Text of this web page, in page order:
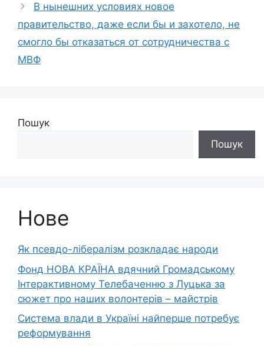
В нынешних условиях новое
правительство, даже если бы и захотело, не
смогло бы отказаться от сотрудничества с
МВФ
Пошук
Пошук
Нове
Як псевдо-лібералізм розкладає народи
Фонд НОВА КРАЇНА вдячний Громадському
Інтерактивному Телебаченню з Луцька за
сюжет про наших волонтерів – майстрів
Система влади в Україні найперше потребує
реформування